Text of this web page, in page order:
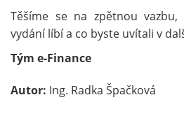
Těšíme se na zpětnou
vydání líbí a co byste uvítali v
Tým e-Finance
Autor: Ing. Radka Špačková